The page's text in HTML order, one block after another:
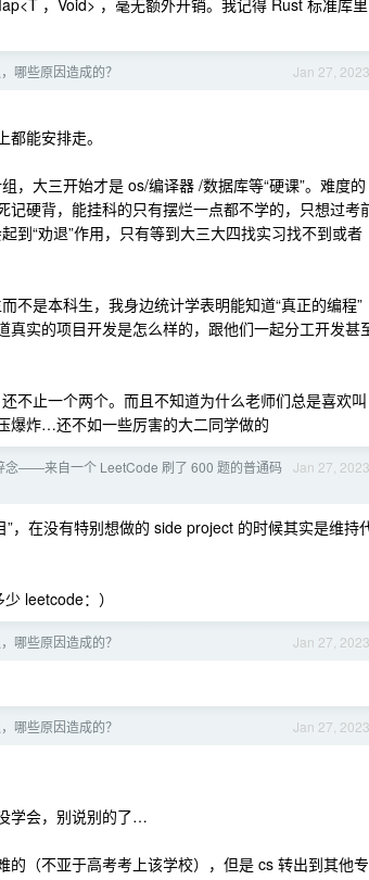
，Void> ，毫无额外开销。我记得 Rust 标准库里
Jan 27, 2023
哪些原因造成的？
能安排走。
，大三开始才是 os/编译器 /数据库等“硬课”。难度的
硬背，能挂科的只有摆烂一点都不学的，只想过考
到“劝退”作用，只有等到大三大四找实习找不到或者
不是本科生，我身边统计学表明能知道“真正的编程”
真实的项目开发是怎么样的，跟他们一起分工开发甚
不止一个两个。而且不知道为什么老师们总是喜欢叫
爆炸…还不如一些厉害的大二同学做的
Jan 27, 2023
念——来自一个 LeetCode 刷了 600 题的普通码
，在没有特别想做的 side project 的时候其实是维持
leetcode：）
Jan 27, 2023
哪些原因造成的？
Jan 27, 2023
哪些原因造成的？
学会，别说别的了…
（不亚于高考考上该学校），但是 cs 转出到其他专